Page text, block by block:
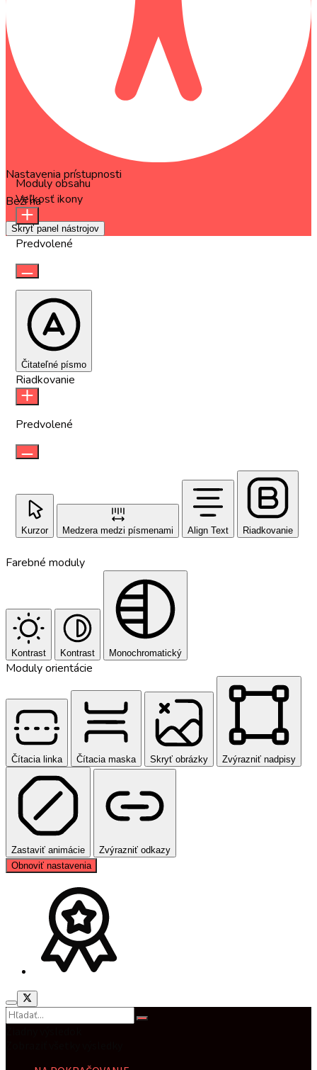
Nastavenia prístupnosti
Beží naOneTap
Skryť panel nástrojov
Moduly obsahu
Veľkosť ikony
Predvolené
Čitateľné písmo
Riadkovanie
Predvolené
Kurzor Medzera medzi písmenami Align Text Riadkovanie
Farebné moduly
Kontrast Kontrast Monochromatický
Moduly orientácie
Čítacia linka Čítacia maska Skryť obrázky Zvýrazniť nadpisy
Zastaviť animácie
Zvýrazniť odkazy
Obnoviť nastavenia